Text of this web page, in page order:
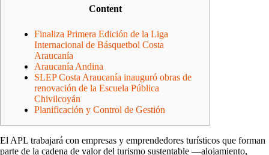
Content
Finaliza Primera Edición de la Liga
Internacional de Básquetbol Costa
Araucanía
Araucanía Andina
SLEP Costa Araucanía inauguró obras de
renovación de la Escuela Pública
Chivilcoyán
Planificación y Control de Gestión
El APL trabajará con empresas y emprendedores turísticos que forman
parte de la cadena de valor del turismo sustentable —alojamiento,